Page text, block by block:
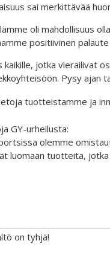
sai merkittävää
oli mahdollisuus
positiivinen
kaikille, jotka vierailivat
Pysy ajan
tuotteistamme ja
GY-urheilusta:
olemme
luomaan tuotteita,
on tyhjä!